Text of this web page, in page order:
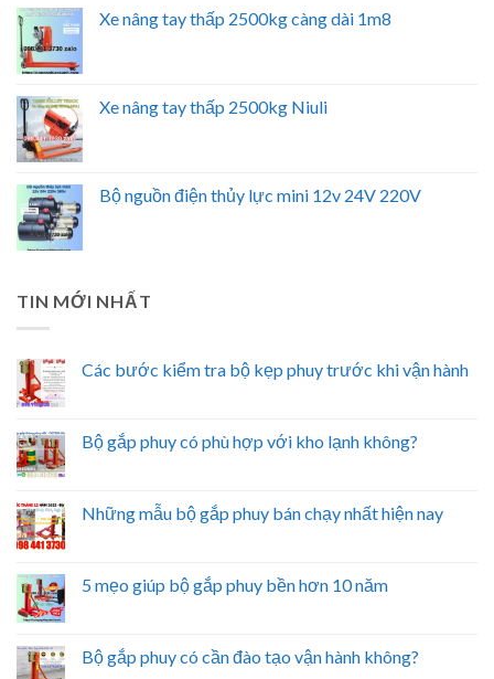
Xe nâng tay thấp 2500kg càng dài 1m8
Xe nâng tay thấp 2500kg Niuli
Bộ nguồn điện thủy lực mini 12v 24V 220V
TIN MỚI NHẤT
Các bước kiểm tra bộ kẹp phuy trước khi vận hành
Bộ gắp phuy có phù hợp với kho lạnh không?
Những mẫu bộ gắp phuy bán chạy nhất hiện nay
5 mẹo giúp bộ gắp phuy bền hơn 10 năm
Bộ gắp phuy có cần đào tạo vận hành không?